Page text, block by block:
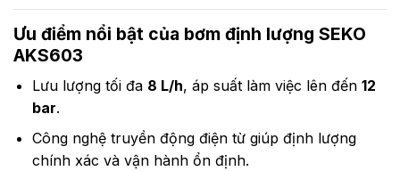
Ưu điểm nổi bật của bơm định lượng SEKO
AKS603
Lưu lượng tối đa 8 L/h, áp suất làm việc lên đến 12
bar.
Công nghệ truyền động điện từ giúp định lượng
chính xác và vận hành ổn định.